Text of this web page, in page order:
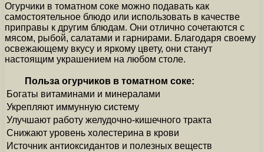
Огурчики в томатном соке можно подавать как
самостоятельное блюдо или использовать в качестве
приправы к другим блюдам. Они отлично сочетаются с
мясом, рыбой, салатами и гарнирами. Благодаря своему
освежающему вкусу и яркому цвету, они станут
настоящим украшением на любом столе.
Польза огурчиков в томатном соке:
Богаты витаминами и минералами
Укрепляют иммунную систему
Улучшают работу желудочно-кишечного тракта
Снижают уровень холестерина в крови
Источник антиоксидантов и полезных веществ